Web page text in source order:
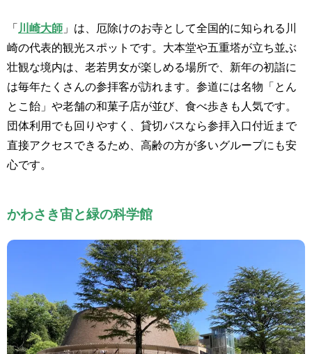
「 川崎大師 」は、厄除けのお寺として全国的に知られる川
崎の代表的観光スポットです。大本堂や五重塔が立ち並ぶ
壮観な境内は、老若男女が楽しめる場所で、新年の初詣に
は毎年たくさんの参拝客が訪れます。参道には名物「とん
とこ飴」や老舗の和菓子店が並び、食べ歩きも人気です。
団体利用でも回りやすく、貸切バスなら参拝入口付近まで
直接アクセスできるため、高齢の方が多いグループにも安
心です。
かわさき宙と緑の科学館